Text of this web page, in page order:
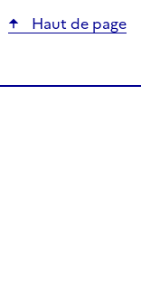
Haut de page